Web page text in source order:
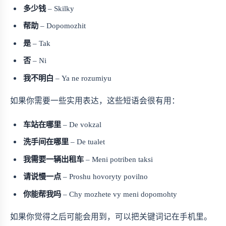
多少钱 – Skilky
帮助 – Dopomozhit
是 – Tak
否– Ni
我不明白 – Ya ne rozumiyu
如果你需要一些实用表达，这些短语会很有用：
车站在哪里 – De vokzal
洗手间在哪里 – De tualet
我需要一辆出租车 – Meni potriben taksi
请说慢一点 – Proshu hovoryty povilno
你能帮我吗 – Chy mozhete vy meni dopomohty
如果你觉得之后可能会用到，可以把关键词记在手机里。